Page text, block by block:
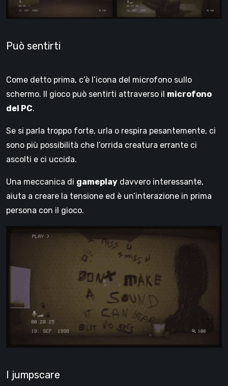
Può sentirti
Come detto prima, c’è l’icona del microfono sullo
schermo. Il gioco può sentirti attraverso il microfono
del PC.
Se si parla troppo forte, urla o respira pesantemente, ci
sono più possibilità che l’orrida creatura errante ci
ascolti e ci uccida.
Una meccanica di gameplay davvero interessante,
aiuta a creare la tensione ed è un’interazione in prima
persona con il gioco.
I jumpscare